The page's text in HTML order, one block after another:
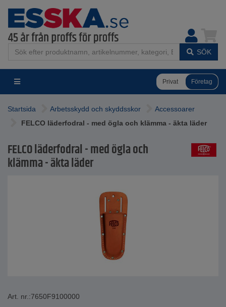
SÖK
Privat Företag
Startsida Arbetsskydd och skyddsskor
Accessoarer
FELCO läderfodral - med ögla och klämma - äkta läder
FELCO läderfodral - med ögla och
klämma - äkta läder
Art. nr.:7650F9100000